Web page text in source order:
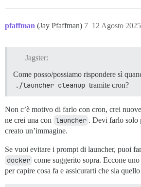
pfaffman (Jay Pfaffman) 12 Agosto
7
Jagster:
Come posso/possiamo rispondere sì
./launcher cleanup tramite cron?
Non c’è motivo di farlo con cron, crei
ne crei una con launcher . Devi farlo solo
creato un’immagine.
Se vuoi evitare i prompt di launcher, puoi
docker come suggerito sopra. Eccone
per capire cosa fa e assicurarti che sia